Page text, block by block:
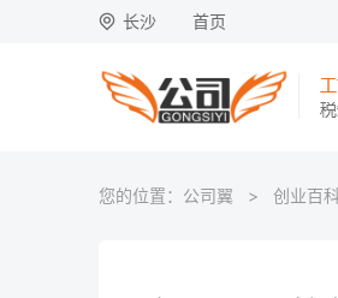
长沙 首页
您的位置： 公司翼 > 创业百